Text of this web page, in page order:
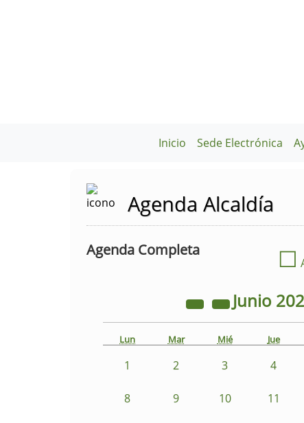
Inicio Sede Electrónica
Agenda Alcaldía
Agenda Completa ☐
Junio
Lun Mar Mié Jue
1 2 3 4
8 9 10 11